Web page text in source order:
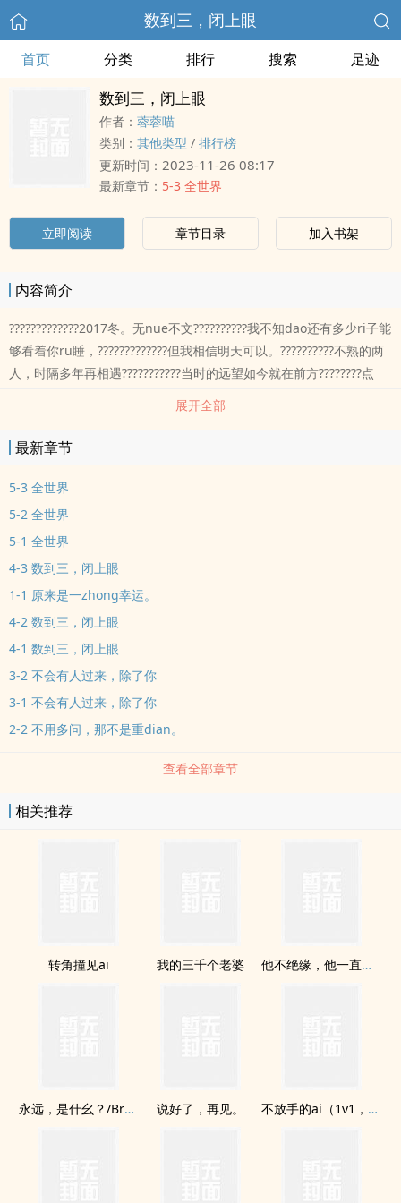
数到三，闭上眼
首页 分类 排行 搜索 足迹
数到三，闭上眼
作者： 蓉蓉喵
类别： 其他类型 / 排行榜
更新时间： 2023-11-26 08:17
最新章节： 5-3 全世界
立即阅读 章节目录 加入书架
内容简介
?????????????2017冬。无nue不文??????????我不知dao还有多少ri子能
够看着你ru睡，?????????????但我相信明天可以。??????????不熟的两
人，时隔多年再相遇???????????当时的远望如今就在前方????????点
tou之jiao的过往，这般jiao心的今ri????????????????????????「我想为
妳，zuo点什幺。」??????????????我不是妳的全世界，??????????但我
想把全世界带到妳眼前。—About
nue作????高中文艺奖参赛作品(必填坑，请安心ru坐)????裹着糖衣的
nue文????过年会发胖，寒假不发糖(??ω??)????书封感谢温妮、晴时多
—————————””ri更。时间都是写参考用的wwwwww
展开全部
最新章节
5-3 全世界
5-2 全世界
5-1 全世界
4-3 数到三，闭上眼
1-1 原来是一zhong幸运。
4-2 数到三，闭上眼
4-1 数到三，闭上眼
3-2 不会有人过来，除了你
3-1 不会有人过来，除了你
2-2 不用多问，那不是重dian。
查看全部章节
相关推荐
转角撞见ai 我的三千个老婆 他不绝缘，他一直对我放电
永远，是什幺？/Bread &amp; Love 说好了，再见。 不放手的ai（1v1，BG）